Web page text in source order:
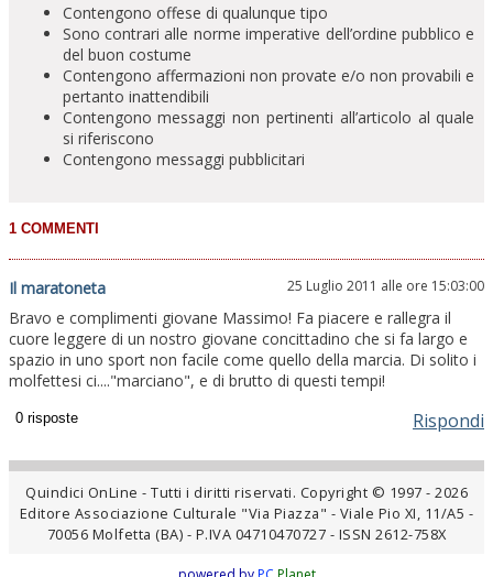
Contengono offese di qualunque tipo
Sono contrari alle norme imperative dell’ordine pubblico e
del buon costume
Contengono affermazioni non provate e/o non provabili e
pertanto inattendibili
Contengono messaggi non pertinenti all’articolo al quale
si riferiscono
Contengono messaggi pubblicitari
Il maratoneta 25 Luglio 2011 alle ore 15:03:00
Bravo e complimenti giovane Massimo! Fa piacere e rallegra il
cuore leggere di un nostro giovane concittadino che si fa largo e
spazio in uno sport non facile come quello della marcia. Di solito i
molfettesi ci...."marciano", e di brutto di questi tempi!
Rispondi
Quindici OnLine - Tutti i diritti riservati. Copyright © 1997 - 2026
Editore Associazione Culturale "Via Piazza" - Viale Pio XI, 11/A5 -
70056 Molfetta (BA) - P.IVA 04710470727 - ISSN 2612-758X